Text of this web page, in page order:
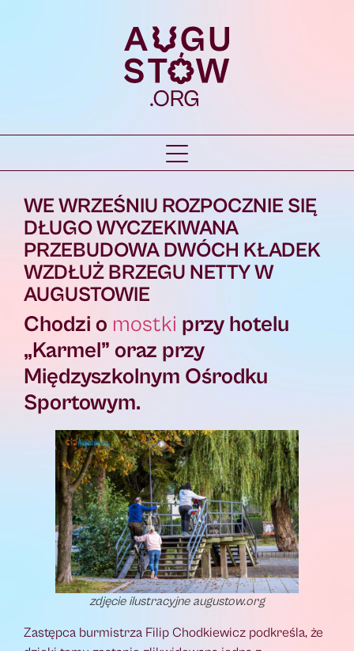
WE WRZEŚNIU ROZPOCZNIE SIĘ
DŁUGO WYCZEKIWANA
PRZEBUDOWA DWÓCH KŁADEK
WZDŁUŻ BRZEGU NETTY W
AUGUSTOWIE
Chodzi o mostki przy hotelu
„Karmel” oraz przy
Międzyszkolnym Ośrodku
Sportowym.
zdjęcie ilustracyjne augustow.org
Zastępca burmistrza Filip Chodkiewicz podkreśla, że